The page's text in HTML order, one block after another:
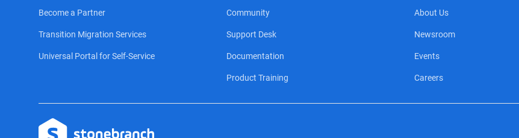
Become a Partner
Transition Migration Services
Universal Portal for Self-Service
Community
Support Desk
Documentation
Product Training
About Us
Newsroom
Events
Careers
Logo